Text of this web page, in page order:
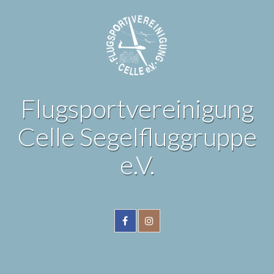
Flugsportvereinigung
Celle Segelfluggruppe
e.V.